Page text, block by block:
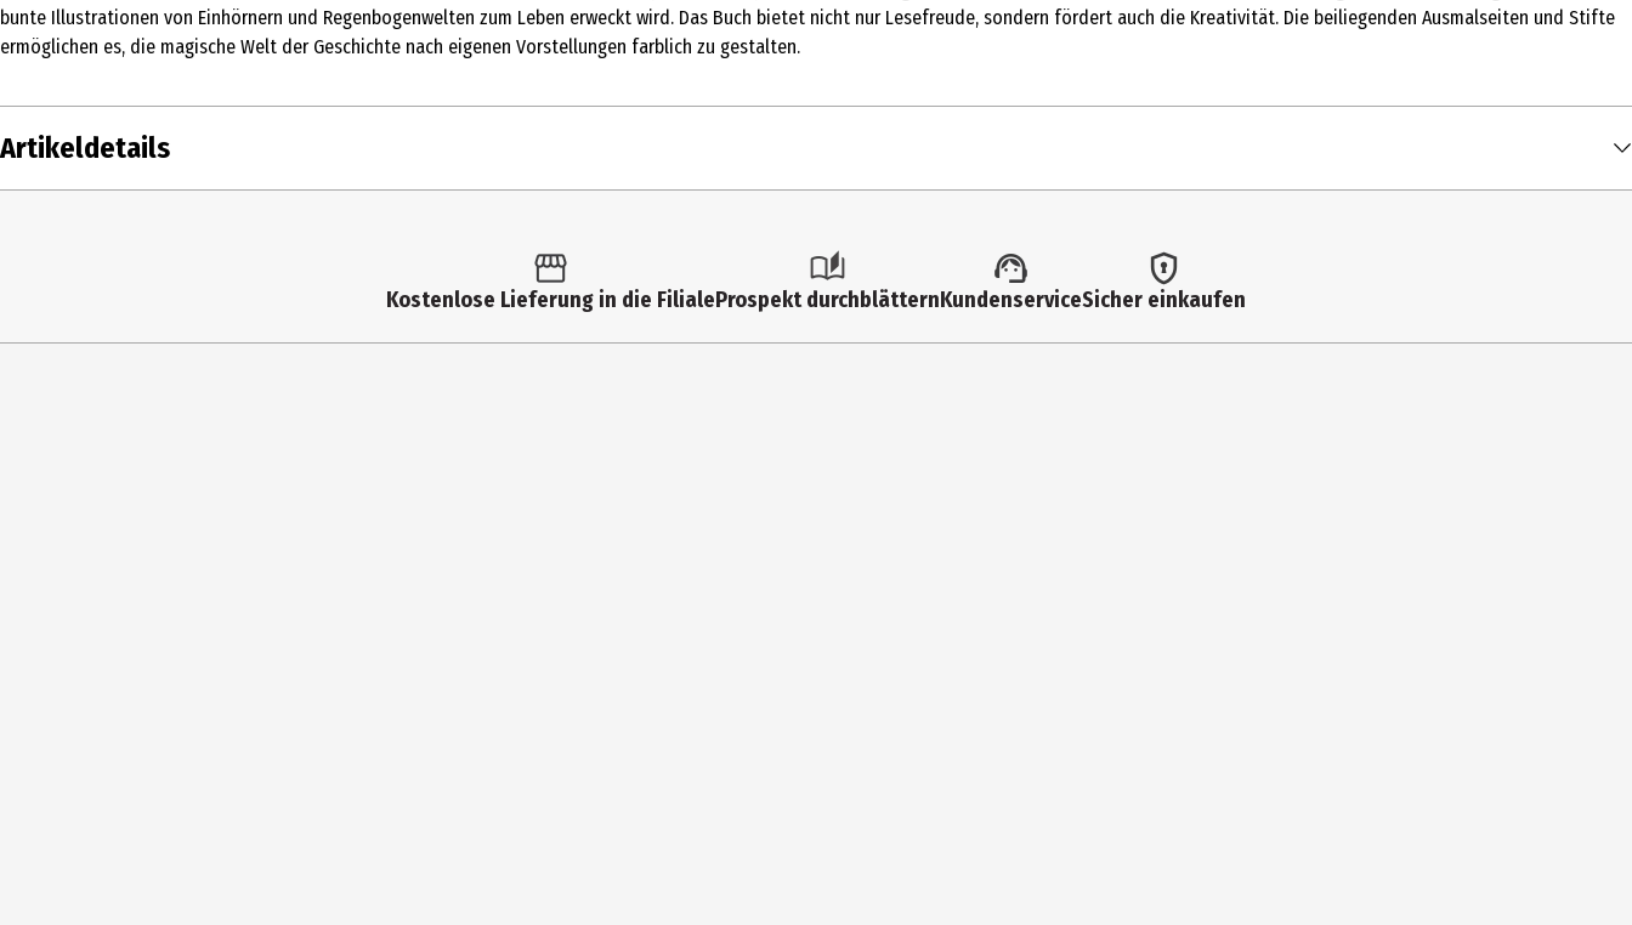
bunte Illustrationen von Einhörnern und Regenbogenwelten zum Leben erweckt wird. Das Buch bietet nicht nur Lesefreude, sondern fördert auch die Kreativität. Die beiliegenden Ausmalseiten und Stifte
ermöglichen es, die magische Welt der Geschichte nach eigenen Vorstellungen farblich zu gestalten.
Artikeldetails
Geschenkbücher
Geschenkbücher|Kreatives Gestalten|Kinderbücher bis 11 Jahre
Kostenlose Lieferung in die FilialeProspekt durchblätternKundenserviceSicher einkaufen